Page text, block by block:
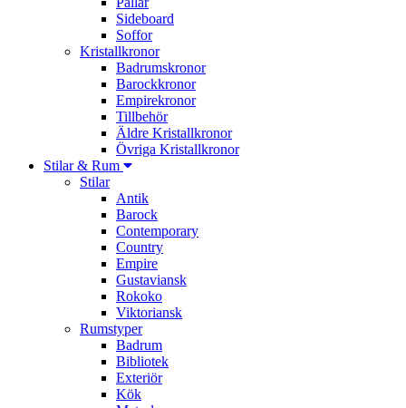
Sideboard
Soffor
Kristallkronor
Badrumskronor
Barockkronor
Empirekronor
Tillbehör
Äldre Kristallkronor
Övriga Kristallkronor
Stilar & Rum
Stilar
Antik
Barock
Contemporary
Country
Empire
Gustaviansk
Rokoko
Viktoriansk
Rumstyper
Badrum
Bibliotek
Exteriör
Kök